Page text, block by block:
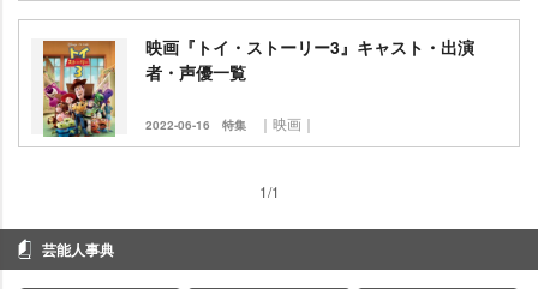
映画『トイ・ストーリー3』キャスト・出演
者・声優一覧
2022-06-16 特集 ｜映画｜
1/1
芸能人事典